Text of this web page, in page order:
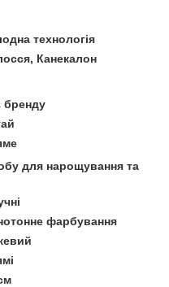
технологія
Канекалон
бренду
для нарощування та
фарбування